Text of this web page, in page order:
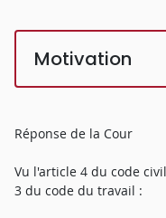
Motivation
Réponse de la Cour
Vu l'article 4 du code
3 du code du travail :